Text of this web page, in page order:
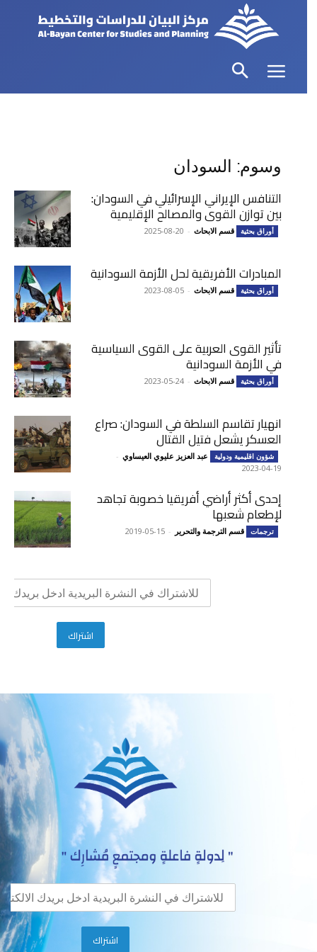
وسوم: السودان
التنافس الإيراني الإسرائيلي في السودان:
بين توازن القوى والمصالح الإقليمية
أوراق بحثية قسم الابحاث -
2025-08-20
المبادرات الأفريقية لحل الأزمة السودانية
أوراق بحثية قسم الابحاث -
2023-08-05
تأثير القوى العربية على القوى السياسية
في الأزمة السودانية
أوراق بحثية قسم الابحاث -
2023-05-24
انهيار تقاسم السلطة في السودان: صراع
العسكر يشعل فتيل القتال
شؤون اقليمية ودولية عبد العزيز عليوي العيساوي -
2023-04-19
إحدى أكثر أراضي أفريقيا خصوبة تجاهد
لإطعام شعبها
ترجمات قسم الترجمة والتحرير -
2019-05-15